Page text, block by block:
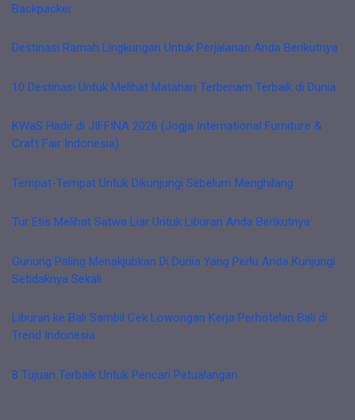
Backpacker
Destinasi Ramah Lingkungan Untuk Perjalanan Anda Berikutnya
10 Destinasi Untuk Melihat Matahari Terbenam Terbaik di Dunia
KWaS Hadir di JIFFINA 2026 (Jogja International Furniture &
Craft Fair Indonesia)
Tempat-Tempat Untuk Dikunjungi Sebelum Menghilang
Tur Etis Melihat Satwa Liar Untuk Liburan Anda Berikutnya
Gunung Paling Menakjubkan Di Dunia Yang Perlu Anda Kunjungi
Setidaknya Sekali
Liburan ke Bali Sambil Cek Lowongan Kerja Perhotelan Bali di
Trend Indonesia
8 Tujuan Terbaik Untuk Pencari Petualangan